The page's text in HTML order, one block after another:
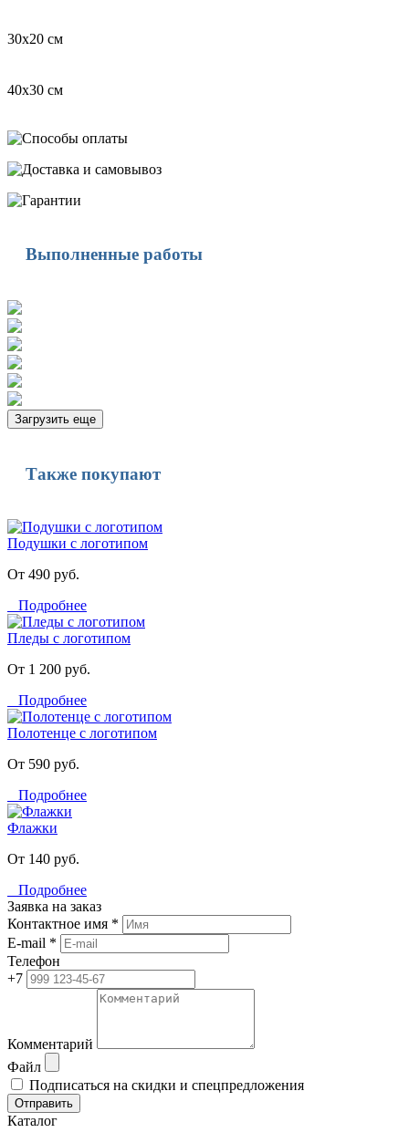
30х20 см
40х30 см
Выполненные работы
Загрузить еще
Также покупают
Подушки с логотипом
От 490 руб.
Подробнее
Пледы с логотипом
От 1 200 руб.
Подробнее
Полотенце с логотипом
От 590 руб.
Подробнее
Флажки
От 140 руб.
Подробнее
Заявка на заказ
Контактное имя *
E-mail *
Телефон
+7
Комментарий
Файл
Подписаться на скидки и спецпредложения
Отправить
Каталог